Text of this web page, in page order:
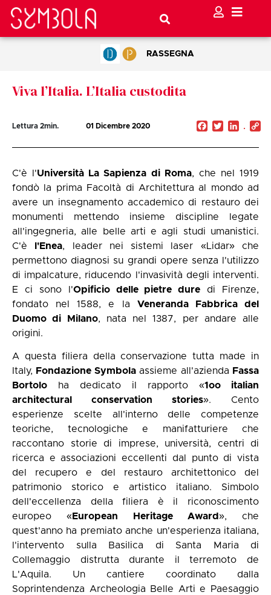
RASSEGNA
Viva l’Italia. L’Italia custodita
Lettura 2min. 01 Dicembre 2020 Facebook
Twitter
C'è l'Università La Sapienza di Roma, che nel 1919
fondò la prima Facoltà di Architettura al mondo ad
avere un insegnamento accademico di restauro dei
monumenti mettendo insieme discipline legate
all'ingegneria, alle belle arti e agli studi umanistici.
C'è
l'Enea, leader nei sistemi laser «Lidar» che
permettono diagnosi su grandi opere senza l'utilizzo
di impalcature, riducendo l'invasività degli interventi.
E ci sono l'Opificio delle pietre dure di Firenze,
fondato nel 1588, e la Veneranda Fabbrica del
Duomo di Milano, nata nel 1387, per andare alle
origini.
A questa filiera della conservazione tutta made in
Italy, Fondazione Symbolaassieme all'azienda Fassa
Bortolo ha dedicato il rapporto «1oo italian
architectural conservation stories». Cento
esperienze scelte all'interno delle competenze
teoriche, tecnologiche e manifatturiere che
raccontano storie di imprese, università, centri di
ricerca e associazioni eccellenti dal punto di vista
del recupero e del restauro architettonico del
patrimonio storico e artistico italiano. Simbolo
dell'eccellenza della filiera è il riconoscimento
europeo «European Heritage Award», che
quest'anno ha premiato anche un'esperienza italiana,
l'intervento sulla Basilica di Santa Maria di
Collemaggio distrutta durante il terremoto de
L'Aquila. Un cantiere coordinato dalla
Soprintendenza Archeologia Belle Arti e Paesaggio